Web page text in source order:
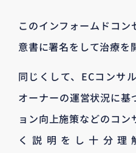
このインフォームドコ
意書に署名をして治療を
同じくして、ECコンサ
オーナーの運営状況に基
ョン向上施策などのコ
く説明をし十分理